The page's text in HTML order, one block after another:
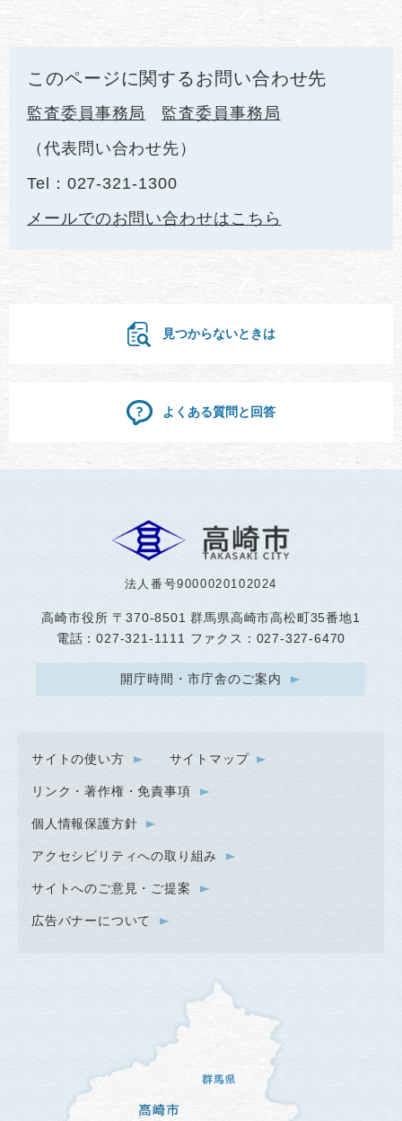
このページに関するお問い合わせ先
監査委員事務局
監査委員事務局
代表問い合わせ先
Tel：027-321-1300
メールでのお問い合わせはこちら
見つからないときは
よくある質問と回答
法人番号9000020102024
高崎市役所 〒370-8501 群馬県高崎市高松町35番地1
電話：027-321-1111 ファクス：027-327-6470
開庁時間・市庁舎のご案内
サイトの使い方 サイトマップ
リンク・著作権・免責事項
個人情報保護方針
アクセシビリティへの取り組み
サイトへのご意見・ご提案
広告バナーについて